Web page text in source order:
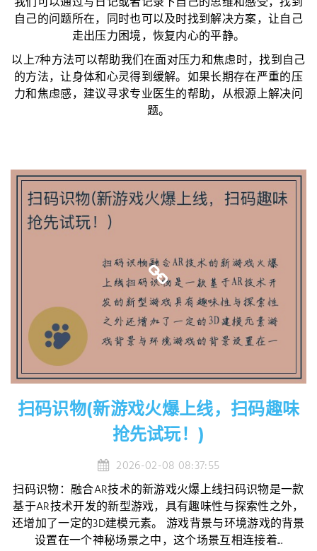
自己的问题所在，同时也可以及时找到解决方案，让自己
走出压力困境，恢复内心的平静。
以上7种方法可以帮助我们在面对压力和焦虑时，找到自己
的方法，让身体和心灵得到缓解。如果长期存在严重的压
力和焦虑感，建议寻求专业医生的帮助，从根源上解决问
题。
扫码识物(新游戏火爆上线，扫码趣味
抢先试玩！)
2026-02-08 08:37:55
扫码识物：融合AR技术的新游戏火爆上线扫码识物是一款
基于AR技术开发的新型游戏，具有趣味性与探索性之外，
还增加了一定的3D建模元素。 游戏背景与环境游戏的背景
设置在一个神秘场景之中，这个场景互相连接着...